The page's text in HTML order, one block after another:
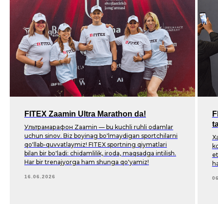
FITEX Zaamin Ultra Marathon da!
Ультрамарафон Zaamin — bu kuchli ruhli odamlar
uchun sinov. Biz boyinag bo'lmaydigan sportchilarni
qo'llab-quvvatlaymiz! FITEX sportning qiymatlari
bilan bir bo'ladi: chidamlilik, iroda, maqsadga intilish.
Har bir trenajyorga ham shunga qo'yamiz!
16.06.2026